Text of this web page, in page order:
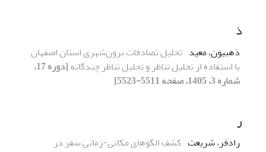
ذ
ذهبیون، معید تحلیل تصادفات برون‌شهری استان اصفهان
با استفاده از تحلیل تناظر و تحلیل تناظر چندگانه
[دوره 17،
شماره 3، 1405، صفحه 5511-5523]
ر
رادفر، شریعت کشف الگوهای مکانی-زمانی سفر در